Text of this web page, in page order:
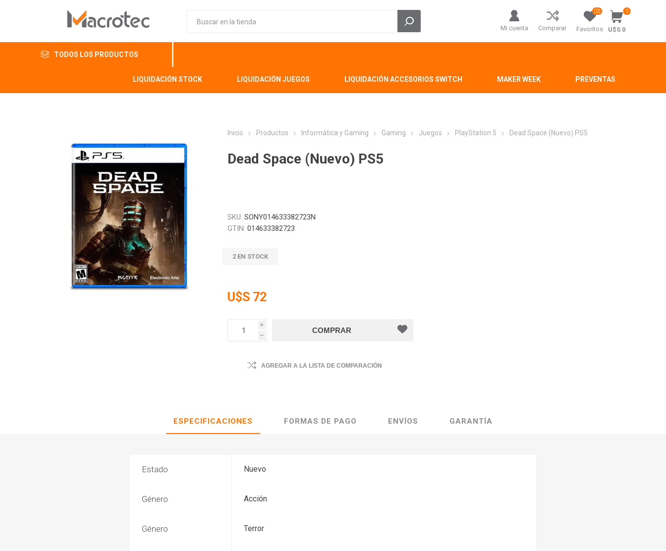
Mi cuenta Comparar Favoritos
(0) 0
U$S 0
TODOS LOS PRODUCTOS
LIQUIDACIÓN STOCK LIQUIDACIÓN JUEGOS LIQUIDACIÓN ACCESORIOS SWITCH MAKER WEEK PREVENTAS
Inicio Productos Informática y Gaming Gaming Juegos PlayStation 5 Dead Space (Nuevo) PS5
Dead Space (Nuevo) PS5
SKU: SONY014633382723N
GTIN: 014633382723
2 EN STOCK
U$S 72
i
h
AGREGAR A LA LISTA DE COMPARACIÓN
ESPECIFICACIONES FORMAS DE PAGO ENVÍOS GARANTÍA
Estado Nuevo
Género Acción
Género Terror